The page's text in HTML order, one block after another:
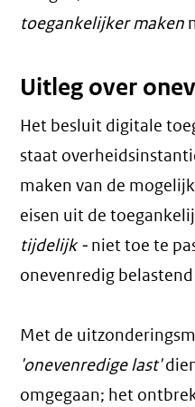
toegankelijker maken
Uitleg over
Het besluit digitale
staat
maken van de
eisen uit de
tijdelijk - niet toe te
onevenredig belastend
Met de
'onevenredige last'
omgegaan; het